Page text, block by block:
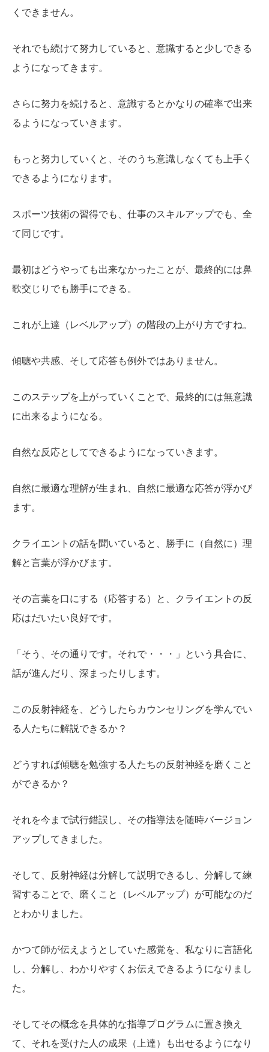
くできません。
それでも続けて努力していると、意識すると少しできる
ようになってきます。
さらに努力を続けると、意識するとかなりの確率で出来
るようになっていきます。
もっと努力していくと、そのうち意識しなくても上手く
できるようになります。
スポーツ技術の習得でも、仕事のスキルアップでも、全
て同じです。
最初はどうやっても出来なかったことが、最終的には鼻
歌交じりでも勝手にできる。
これが上達（レベルアップ）の階段の上がり方ですね。
傾聴や共感、そして応答も例外ではありません。
このステップを上がっていくことで、最終的には無意識
に出来るようになる。
自然な反応としてできるようになっていきます。
自然に最適な理解が生まれ、自然に最適な応答が浮かび
ます。
クライエントの話を聞いていると、勝手に（自然に）理
解と言葉が浮かびます。
その言葉を口にする（応答する）と、クライエントの反
応はだいたい良好です。
「そう、その通りです。それで・・・」という具合に、
話が進んだり、深まったりします。
この反射神経を、どうしたらカウンセリングを学んでい
る人たちに解説できるか？
どうすれば傾聴を勉強する人たちの反射神経を磨くこと
ができるか？
それを今まで試行錯誤し、その指導法を随時バージョン
アップしてきました。
そして、反射神経は分解して説明できるし、分解して練
習することで、磨くこと（レベルアップ）が可能なのだ
とわかりました。
かつて師が伝えようとしていた感覚を、私なりに言語化
し、分解し、わかりやすくお伝えできるようになりまし
た。
そしてその概念を具体的な指導プログラムに置き換え
て、それを受けた人の成果（上達）も出せるようになり